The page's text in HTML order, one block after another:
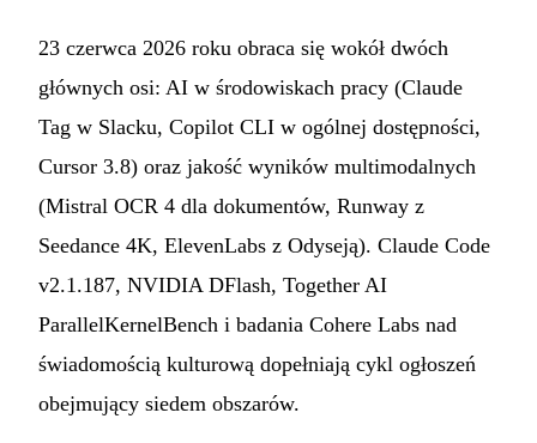
23 czerwca 2026 roku obraca się wokół dwóch
głównych osi: AI w środowiskach pracy (Claude
Tag w Slacku, Copilot CLI w ogólnej dostępności,
Cursor 3.8) oraz jakość wyników multimodalnych
(Mistral OCR 4 dla dokumentów, Runway z
Seedance 4K, ElevenLabs z Odyseją). Claude Code
v2.1.187, NVIDIA DFlash, Together AI
ParallelKernelBench i badania Cohere Labs nad
świadomością kulturową dopełniają cykl ogłoszeń
obejmujący siedem obszarów.